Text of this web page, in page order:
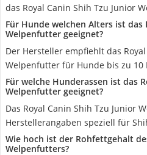
das Royal Canin Shih Tzu Junior
Für Hunde welchen Alters ist das
Welpenfutter geeignet?
Der Hersteller empfiehlt das
Welpenfutter für Hunde bis zu 10
Für welche Hunderassen ist das
Welpenfutter geeignet?
Das Royal Canin Shih Tzu Junior
Herstellerangaben speziell für
Wie hoch ist der Rohfettgehalt
Welpenfutters?